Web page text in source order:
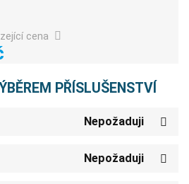
cena
PŘÍSLUŠENSTVÍ
Nepožaduji
Nepožaduji